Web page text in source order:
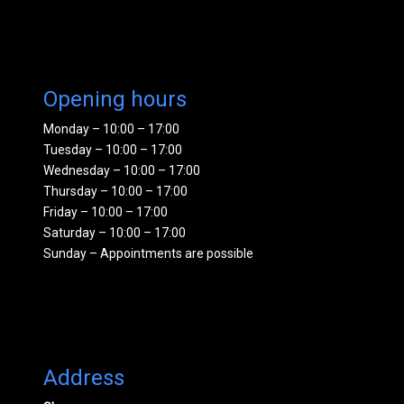
Opening hours
Monday – 10:00 – 17:00
Tuesday – 10:00 – 17:00
Wednesday – 10:00 – 17:00
Thursday – 10:00 – 17:00
Friday – 10:00 – 17:00
Saturday – 10:00 – 17:00
Sunday – Appointments are possible
Address